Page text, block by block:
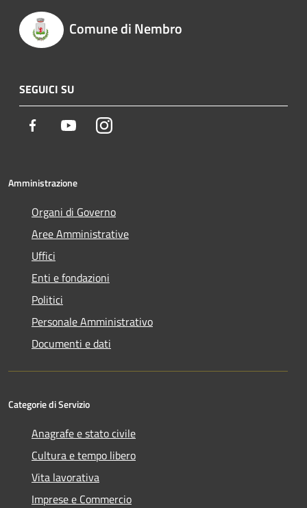
Comune di Nembro
SEGUICI SU
Facebook YoutubeInstagram
Amministrazione
Organi di Governo
Aree Amministrative
Uffici
Enti e fondazioni
Politici
Personale Amministrativo
Documenti e dati
Categorie di Servizio
Anagrafe e stato civile
Cultura e tempo libero
Vita lavorativa
Imprese e Commercio